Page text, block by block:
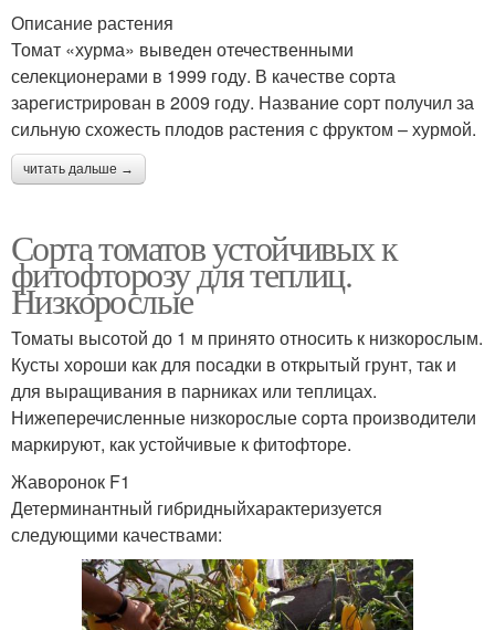
Описание растения
Томат «хурма» выведен отечественными
селекционерами в 1999 году. В качестве сорта
зарегистрирован в 2009 году. Название сорт получил за
сильную схожесть плодов растения с фруктом – хурмой.
читать дальше →
Сорта томатов устойчивых к
фитофторозу для теплиц.
Низкорослые
Томаты высотой до 1 м принято относить к низкорослым.
Кусты хороши как для посадки в открытый грунт, так и
для выращивания в парниках или теплицах.
Нижеперечисленные низкорослые сорта производители
маркируют, как устойчивые к фитофторе.
Жаворонок F1
Детерминантный гибридныйхарактеризуется
следующими качествами: